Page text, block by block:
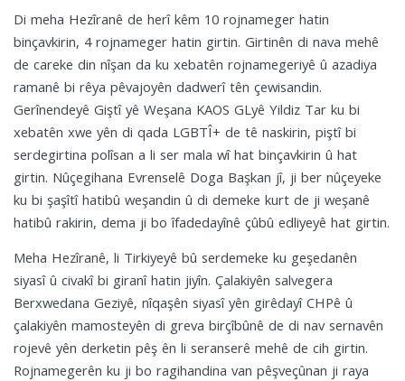
Di meha Hezîranê de herî kêm 10 rojnameger hatin
binçavkirin, 4 rojnameger hatin girtin. Girtinên di nava mehê
de careke din nîşan da ku xebatên rojnamegeriyê û azadiya
ramanê bi rêya pêvajoyên dadwerî tên çewisandin.
Gerînendeyê Giştî yê Weşana KAOS GLyê Yildiz Tar ku bi
xebatên xwe yên di qada LGBTÎ+ de tê naskirin, piştî bi
serdegirtina polîsan a li ser mala wî hat binçavkirin û hat
girtin. Nûçegihana Evrenselê Doga Başkan jî, ji ber nûçeyeke
ku bi şaşîtî hatibû weşandin û di demeke kurt de ji weşanê
hatibû rakirin, dema ji bo îfadedayînê çûbû edliyeyê hat girtin.
Meha Hezîranê, li Tirkiyeyê bû serdemeke ku geşedanên
siyasî û civakî bi giranî hatin jiyîn. Çalakiyên salvegera
Berxwedana Geziyê, nîqaşên siyasî yên girêdayî CHPê û
çalakiyên mamosteyên di greva birçîbûnê de di nav sernavên
rojevê yên derketin pêş ên li seranserê mehê de cih girtin.
Rojnamegerên ku ji bo ragihandina van pêşveçûnan ji raya